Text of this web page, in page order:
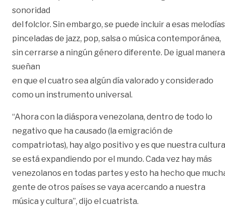
sonoridad
del folclor. Sin embargo, se puede incluir a esas melodías
pinceladas de jazz, pop, salsa o música contemporánea,
sin cerrarse a ningún género diferente. De igual
sueñan
en que el cuatro sea algún día valorado y considerado
como un instrumento universal.
“Ahora con la diáspora venezolana, dentro de todo lo
negativo que ha causado (la emigración de
compatriotas), hay algo positivo y es que nuestra cultura
se está expandiendo por el mundo. Cada vez hay más
venezolanos en todas partes y esto ha hecho que
gente de otros países se vaya acercando a nuestra
música y cultura”, dijo el cuatrista.